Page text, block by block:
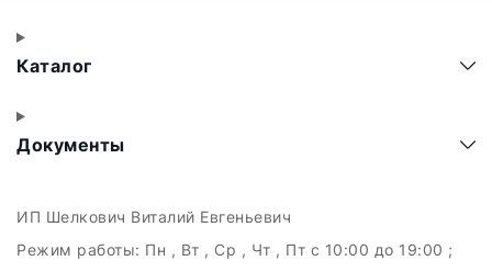
Каталог
Документы
ИП Шелкович Виталий Евгеньевич
Режим работы: Пн , Вт , Ср , Чт , Пт c 10:00 до 19:00 ;